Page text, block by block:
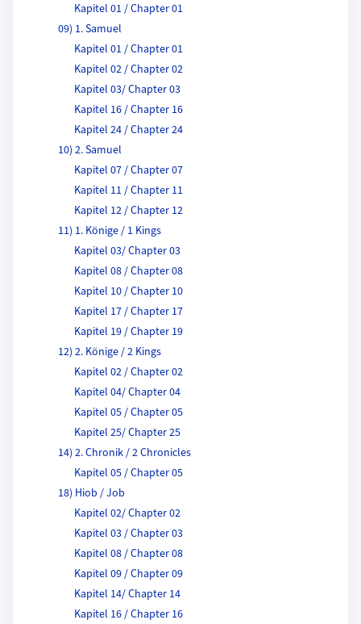
Kapitel 01 / Chapter 01
09) 1. Samuel
Kapitel 01 / Chapter 01
Kapitel 02 / Chapter 02
Kapitel 03/ Chapter 03
Kapitel 16 / Chapter 16
Kapitel 24 / Chapter 24
10) 2. Samuel
Kapitel 07 / Chapter 07
Kapitel 11 / Chapter 11
Kapitel 12 / Chapter 12
11) 1. Könige / 1 Kings
Kapitel 03/ Chapter 03
Kapitel 08 / Chapter 08
Kapitel 10 / Chapter 10
Kapitel 17 / Chapter 17
Kapitel 19 / Chapter 19
12) 2. Könige / 2 Kings
Kapitel 02 / Chapter 02
Kapitel 04/ Chapter 04
Kapitel 05 / Chapter 05
Kapitel 25/ Chapter 25
14) 2. Chronik / 2 Chronicles
Kapitel 05 / Chapter 05
18) Hiob / Job
Kapitel 02/ Chapter 02
Kapitel 03 / Chapter 03
Kapitel 08 / Chapter 08
Kapitel 09 / Chapter 09
Kapitel 14/ Chapter 14
Kapitel 16 / Chapter 16